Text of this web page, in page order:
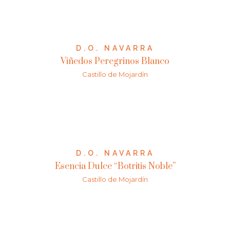
D.O. NAVARRA
Viñedos Peregrinos Blanco
Castillo de Mojardín
D.O. NAVARRA
Esencia Dulce “Botritis Noble”
Castillo de Mojardín